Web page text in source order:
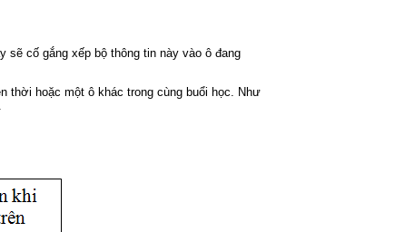
sẽ cố gắng xếp bộ thông tin này vào ô đang
thời hoặc một ô khác trong cùng buổi học. Như